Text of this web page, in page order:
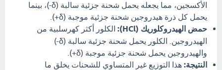
الأكسجين، مما يجعله يحمل شحنة جزئية سالبة (δ-)، بينما
يحمل كل ذرة هيدروجين شحنة جزئية موجبة (δ+).
حمض الهيدروكلوريك (HCl):
الكلور أكثر كهرسلبية من
الهيدروجين. الكلور يحمل شحنة جزئية سالبة (δ-)
والهيدروجين يحمل شحنة جزئية موجبة (δ+).
النتيجة: هذا التوزيع غير المتساوي للشحنات يخلق ما